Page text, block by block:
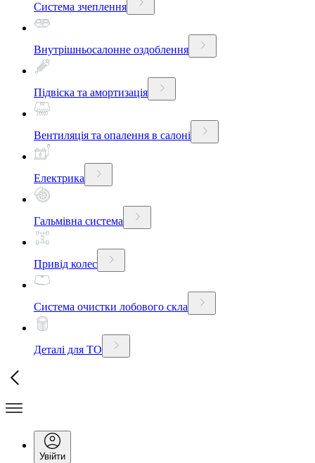
Система зчеплення
Внутрішньосалонне оздоблення
Підвіска та амортизація
Вентиляція та опалення в салоні
Електрика
Гальмівна система
Привід колес
Система очистки лобового скла
Деталі для ТО
Увійти